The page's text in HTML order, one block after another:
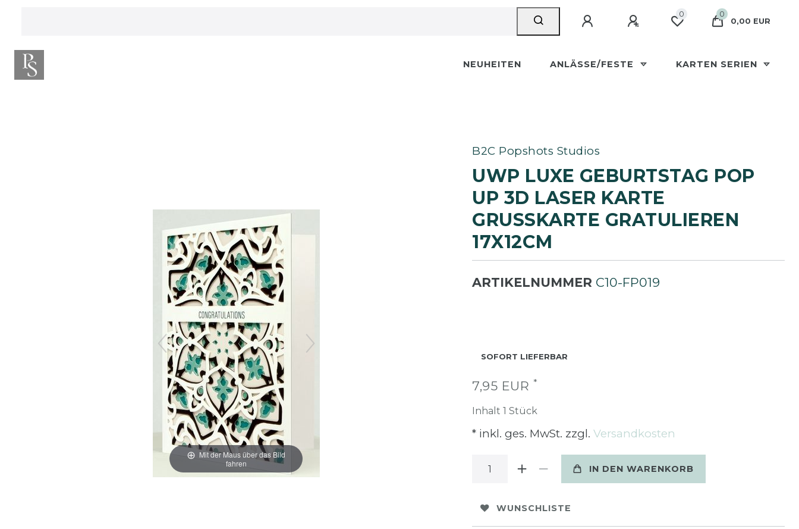
0
0
0,00 EUR
NEUHEITEN ANLÄSSE/FESTE KARTEN SERIEN
Mit der Maus über das Bild
fahren
B2C Popshots Studios
UWP LUXE GEBURTSTAG POP
UP 3D LASER KARTE
GRUSSKARTE GRATULIEREN 1
7X12CM
ARTIKELNUMMER C10-FP019
SOFORT LIEFERBAR
7,95 EUR *
Inhalt 1 Stück
* inkl. ges. MwSt. zzgl. Versandkosten
IN DEN WARENKORB
WUNSCHLISTE